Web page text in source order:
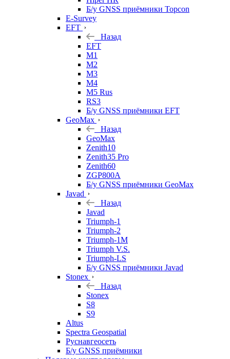
Б/у GNSS приёмники Topcon
E-Survey
EFT
Назад
EFT
M1
M2
M3
M4
M5 Rus
RS3
Б/у GNSS приёмники EFT
GeoMax
Назад
GeoMax
Zenith10
Zenith35 Pro
Zenith60
ZGP800A
Б/у GNSS приёмники GeoMax
Javad
Назад
Javad
Triumph-1
Triumph-2
Triumph-1M
Triumph V.S.
Triumph-LS
Б/у GNSS приёмники Javad
Stonex
Назад
Stonex
S8
S9
Altus
Spectra Geospatial
Руснавгеосеть
Б/у GNSS приёмники